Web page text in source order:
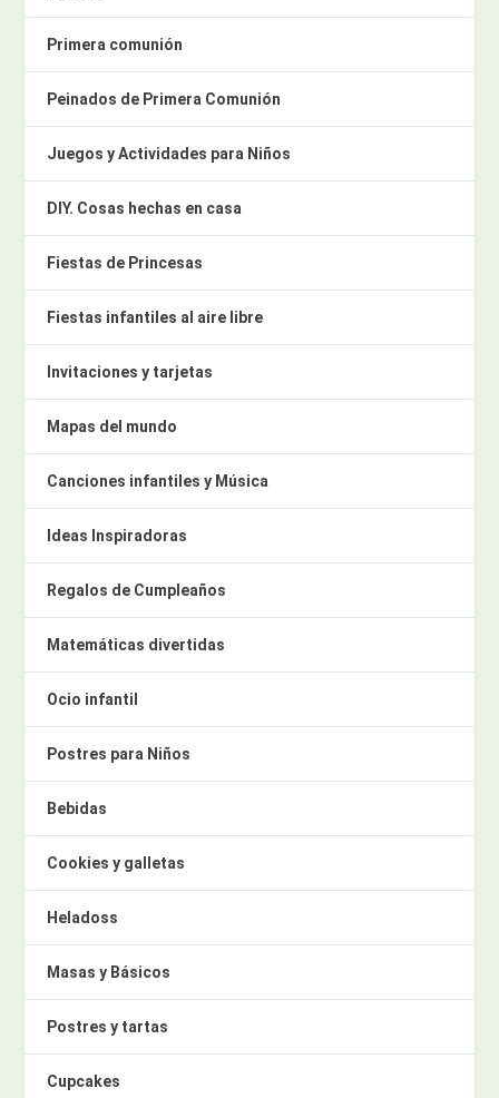
Primera comunión
Peinados de Primera Comunión
Juegos y Actividades para Niños
DIY. Cosas hechas en casa
Fiestas de Princesas
Fiestas infantiles al aire libre
Invitaciones y tarjetas
Mapas del mundo
Canciones infantiles y Música
Ideas Inspiradoras
Regalos de Cumpleaños
Matemáticas divertidas
Ocio infantil
Postres para Niños
Bebidas
Cookies y galletas
Heladoss
Masas y Básicos
Postres y tartas
Cupcakes